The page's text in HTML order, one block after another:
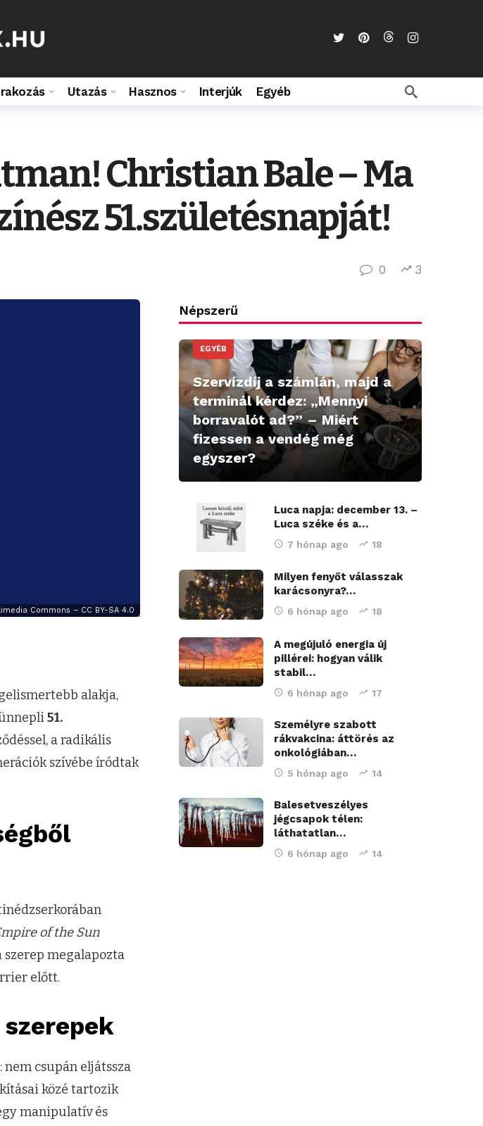
Utazás Hasznos Interjúk Egyéb
Christian Bale – Ma
51.születésnapját!
0 3
Commons – CC BY-SA 4.0
alakja,
51.
a radikális
szívébe íródtak
of the Sun
megalapozta
előtt.
csupán eljátssza
közé tartozik
manipulatív és
Népszerű
EGYÉB
Szervízdíj a számlán, majd a
terminál kérdez: „Mennyi
borravalót ad?” – Miért
fizessen a vendég még
egyszer?
Luca napja: december 13. –
Luca széke és a…
7 hónap ago 18
Milyen fenyőt válasszak
karácsonyra?…
6 hónap ago 18
A megújuló energia új
pillérei: hogyan válik
stabil…
6 hónap ago 17
Személyre szabott
rákvakcina: áttörés az
onkológiában…
5 hónap ago 14
Balesetveszélyes
jégcsapok télen:
láthatatlan…
6 hónap ago 14